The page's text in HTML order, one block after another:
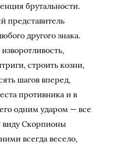
брутальности.
представитель
другого знака.
строить козни,
шагов вперед,
противника и в
одним ударом — все
виду Скорпионы
всегда весело,